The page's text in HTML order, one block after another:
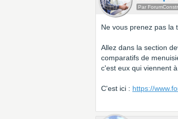
Par
Ne vous prenez pas la
Allez dans la section
comparatifs de
c'est eux qui viennent
C'est ici : https://